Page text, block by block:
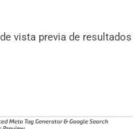
vista previa de